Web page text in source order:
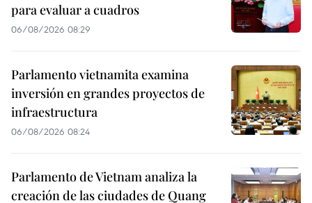
para evaluar a cuadros
06/08/2026 08:29
Parlamento vietnamita examina
inversión en grandes proyectos de
infraestructura
06/08/2026 08:24
Parlamento de Vietnam analiza la
creación de las ciudades de Quang